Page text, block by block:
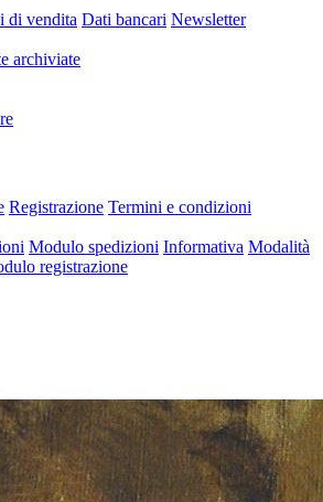
di vendita Dati bancari Newsletter
archiviate
Registrazione Termini e condizioni
Modulo spedizioni Informativa Modalità
registrazione